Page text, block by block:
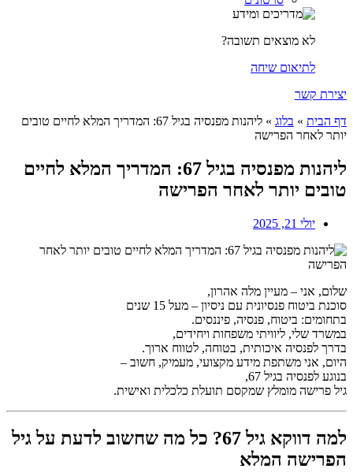
לא מוצאים תשובה?
לתיאום שיחה
יצירת קשר
דף הבית » בלוג »
ליהנות מפנסיה בגיל 67: המדריך המלא לחיים טובים
יותר לאחר הפרישה
ליהנות מפנסיה בגיל 67: המדריך המלא לחיים
טובים יותר לאחר הפרישה
יולי 21, 2025
שלום, אני – מעיין מלה אהרון,
סוכנת ביטוח פנסיונית עם ניסיון – מעל 15 שנים
בתחומים: ביטוח, פנסיה, פיננסים.
במשרד שלי, ליוויתי משפחות ויחידים,
בדרך לפנסיה איכותית, בטוחה, לטווח ארוך.
היום, אני משתפת מידע מקצועי, מעמיק, חשוב –
בנוגע לפנסיה בגיל 67,
גיל פרישה מומלץ שמקסם תועלת כלכלית ואישית.
למה דווקא גיל 67? כל מה שחשוב לדעת על גיל
הפרישה המלא